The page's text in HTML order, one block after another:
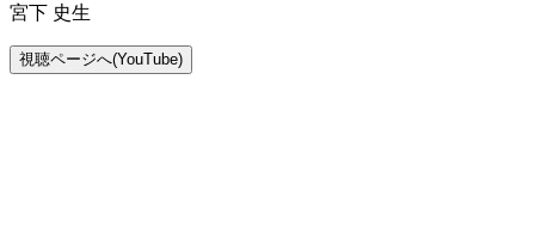
宮下 史生
視聴ページへ(YouTube)